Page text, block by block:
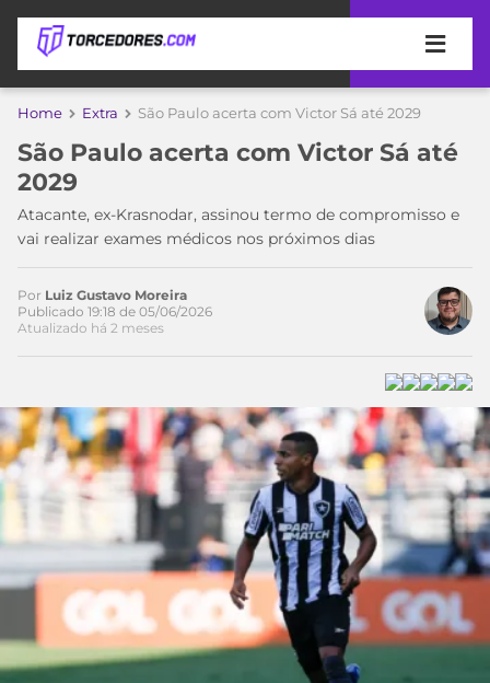
APOSTAS
DICAS
SITES
DE
APOSTAS
2026
CÓDIGO
PROMOCIONAL
BETBOOM
INDICAÇÃO
BET365
CÓDIGO
ÚLTIMAS
COPA
DO
TIMES
TIME
PALMEIRAS
CORINTHIANS
SÃO
PAULO
SANTOS
BRASILEIRÃO
SÉRIE
A
LIBERTADORES
COPA
DO
BRASIL
MÍDIA
ESPORTIVA
BOLA
PALPITES
Home Extra São Paulo acerta com Victor Sá até 2029
São Paulo acerta com Victor Sá até
2029
Atacante, ex-Krasnodar, assinou termo de compromisso e
vai realizar exames médicos nos próximos dias
Por Luiz Gustavo Moreira
Publicado 19:18 de 05/06/2026
Atualizado há 2 meses